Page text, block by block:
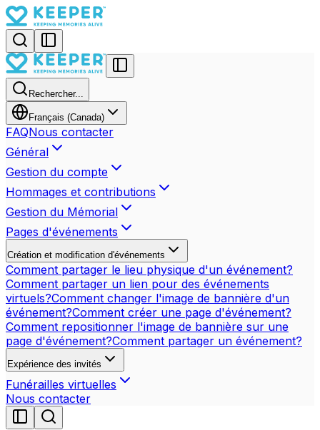
Rechercher...
Français (Canada)
FAQNous contacter
Général
Gestion du compte
Hommages et contributions
Gestion du Mémorial
Pages d'événements
Création et modification d'événements
Comment partager le lieu physique d'un événement?
Comment partager un lien pour des événements
virtuels?Comment changer l'image de bannière d'un
événement?Comment créer une page d'événement?
Comment repositionner l'image de bannière sur une
page d'événement?Comment partager un événement?
Expérience des invités
Funérailles virtuelles
Nous contacter